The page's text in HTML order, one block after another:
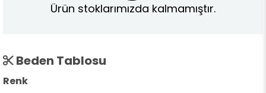
Ürün stoklarımızda kalmamıştır.
Beden Tablosu
Renk